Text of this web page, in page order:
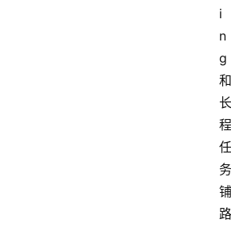
i
n
g
和
长
程
任
务
铺
路